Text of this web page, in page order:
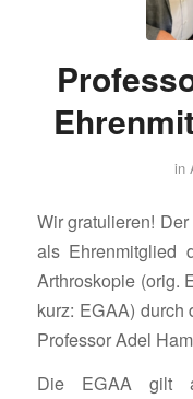
in
Wir gratulieren!
als Ehrenmitglied
Arthroskopie (orig.
kurz: EGAA) durch
Professor Adel
Die EGAA gilt